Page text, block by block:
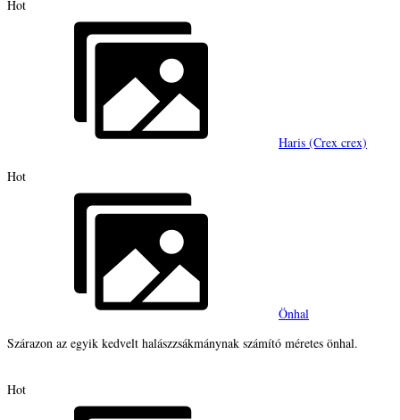
Hot
Haris (Crex crex)
Hot
Önhal
Szárazon az egyik kedvelt halászzsákmánynak számító méretes önhal.
Hot